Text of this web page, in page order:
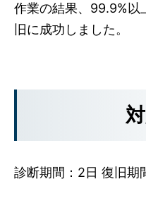
作業の結果、99.9%以
旧に成功しました。
診断期間：2日 復旧期